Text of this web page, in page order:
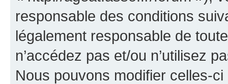
responsable des conditions
légalement responsable de
n’accédez pas et/ou n’utilisez
Nous pouvons modifier celles-